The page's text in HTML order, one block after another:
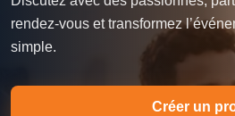
rendez-vous et transformez
simple.
Créer un